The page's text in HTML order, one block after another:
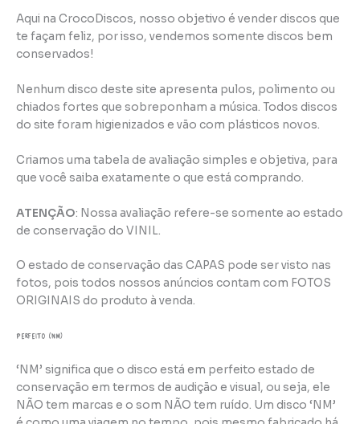
Aqui na CrocoDiscos, nosso objetivo é vender discos que
te façam feliz, por isso, vendemos somente discos bem
conservados!
Nenhum disco deste site apresenta pulos, polimento ou
chiados fortes que sobreponham a música. Todos discos
do site foram higienizados e vão com plásticos novos.
Criamos uma tabela de avaliação simples e objetiva, para
que você saiba exatamente o que está comprando.
ATENÇÃO: Nossa avaliação refere-se somente ao estado
de conservação do VINIL.
O estado de conservação das CAPAS pode ser visto nas
fotos, pois todos nossos anúncios contam com FOTOS
ORIGINAIS do produto à venda.
perfeito (NM)
‘NM’ significa que o disco está em perfeito estado de
conservação em termos de audição e visual, ou seja, ele
NÃO tem marcas e o som NÃO tem ruído. Um disco ‘NM’